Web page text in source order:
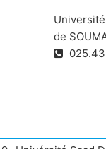
Université
de